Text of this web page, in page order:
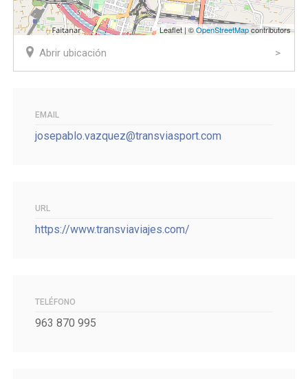
Leaflet | ©OpenStreetMapcontributors
Abrir ubicación
EMAIL
josepablo.vazquez@transviasport.com
URL
https://www.transviaviajes.com/
TELÉFONO
963 870 995